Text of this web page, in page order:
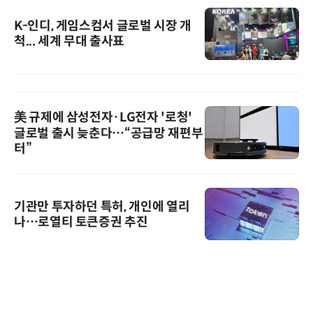
K-인디, 게임스컴서 글로벌 시장 개
척... 세계 무대 출사표
美 규제에 삼성전자·LG전자 '로청'
글로벌 출시 늦춘다…“공급망 재편부
터”
기관만 투자하던 특허, 개인에 열리
나…로열티 토큰증권 추진